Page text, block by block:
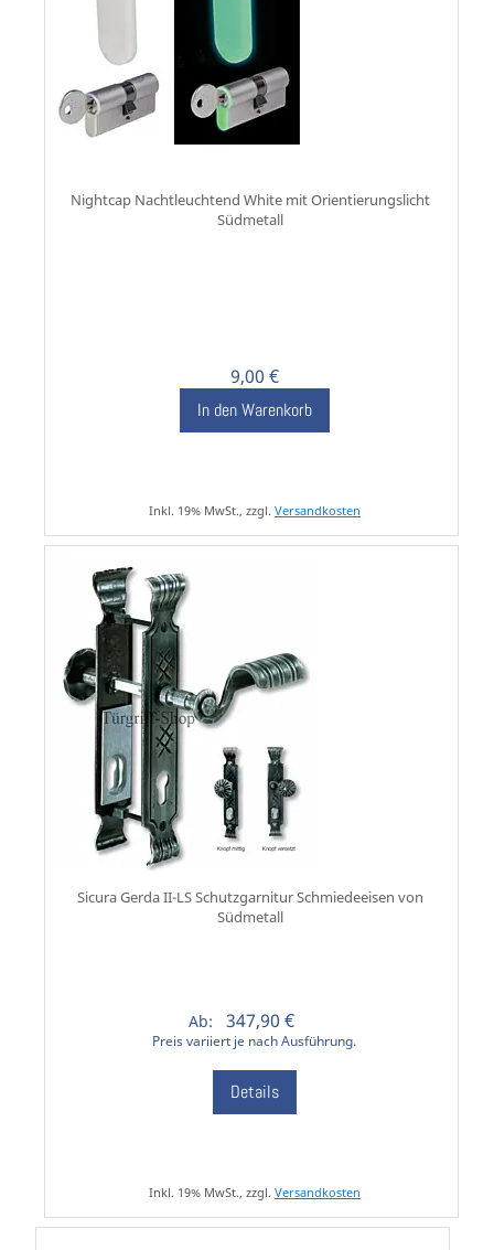
Nightcap Nachtleuchtend White mit Orientierungslicht
Südmetall
9,00 €
In den Warenkorb
Inkl. 19% MwSt., zzgl. Versandkosten
Sicura Gerda II-LS Schutzgarnitur Schmiedeeisen von
Südmetall
Ab: 347,90 €
Preis variiert je nach Ausführung.
Details
Inkl. 19% MwSt., zzgl. Versandkosten